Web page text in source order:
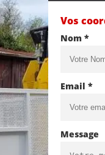
Vos
Nom *
Email *
Message